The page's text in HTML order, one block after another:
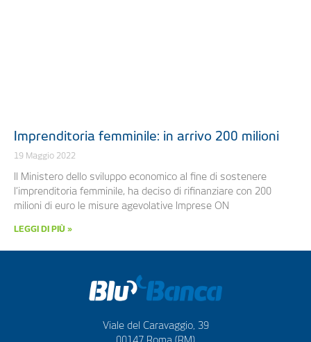
Imprenditoria femminile: in arrivo 200 milioni
19 Maggio 2022
Il Ministero dello sviluppo economico al fine di sostenere
l’imprenditoria femminile, ha deciso di rifinanziare con 200
milioni di euro le misure agevolative Imprese ON
LEGGI DI PIÙ »
Viale del Caravaggio, 39